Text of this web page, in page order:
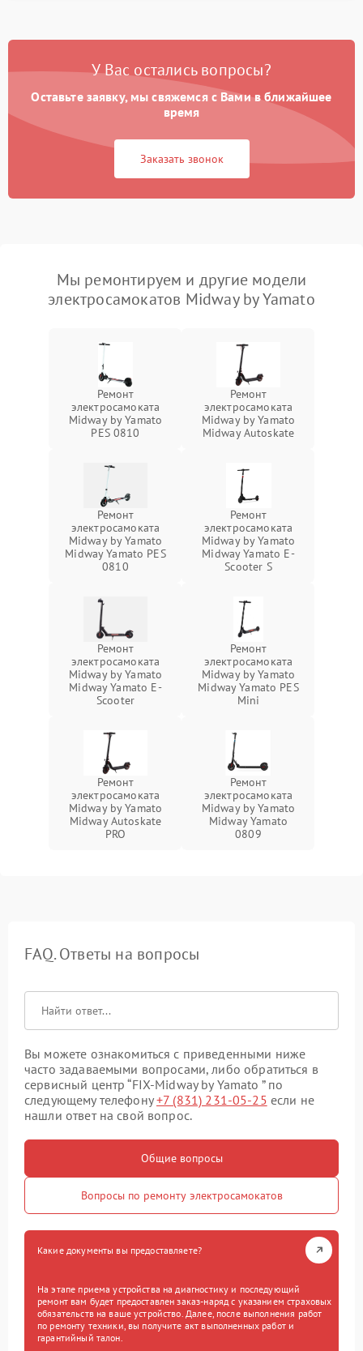
У Вас остались вопросы?
Оставьте заявку, мы свяжемся с Вами в ближайшее
время
Заказать звонок
Мы ремонтируем и другие модели
электросамокатов Midway by Yamato
Ремонт
электросамоката
Midway by Yamato
PES 0810
Ремонт
электросамоката
Midway by Yamato
Midway Autoskate
Ремонт
электросамоката
Midway by Yamato
Midway Yamato PES
0810
Ремонт
электросамоката
Midway by Yamato
Midway Yamato E-
Scooter S
Ремонт
электросамоката
Midway by Yamato
Midway Yamato E-
Scooter
Ремонт
электросамоката
Midway by Yamato
Midway Yamato PES
Mini
Ремонт
электросамоката
Midway by Yamato
Midway Autoskate
PRO
Ремонт
электросамоката
Midway by Yamato
Midway Yamato
0809
FAQ. Ответы на вопросы
Вы можете ознакомиться с приведенными ниже
часто задаваемыми вопросами, либо обратиться в
сервисный центр “FIX-Midway by Yamato ” по
следующему телефону+7 (831) 231-05-25 если не
нашли ответ на свой вопрос.
Общие вопросы
Вопросы по ремонту электросамокатов
Какие документы вы предоставляете?
На этапе приема устройства на диагностику и последующий
ремонт вам будет предоставлен заказ-наряд с указанием страховых
обязательств на ваше устройство. Далее, после выполнения работ
по ремонту техники, вы получите акт выполненных работ и
гарантийный талон.